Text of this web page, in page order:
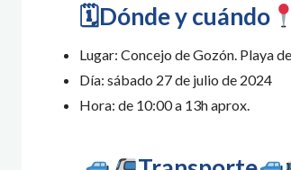
🗓Dónde y cuándo
Lugar: Concejo de Gozón. Playa
Día: sábado 27 de julio de 2024
Hora: de 10:00 a 13h aprox.